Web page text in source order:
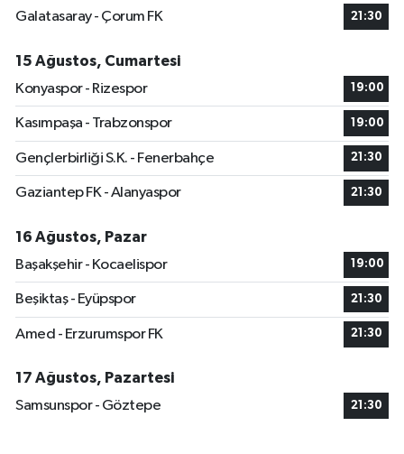
Galatasaray - Çorum FK
21:30
15 Ağustos, Cumartesi
Konyaspor - Rizespor
19:00
Kasımpaşa - Trabzonspor 19:00
Gençlerbirliği S.K. - Fenerbahçe 21:30
Gaziantep FK - Alanyaspor 21:30
16 Ağustos, Pazar
Başakşehir - Kocaelispor
19:00
Beşiktaş - Eyüpspor 21:30
Amed - Erzurumspor FK 21:30
17 Ağustos, Pazartesi
Samsunspor - Göztepe
21:30